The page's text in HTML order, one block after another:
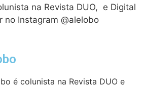
na Revista DUO, e Digital
no Instagram @alelobo
é colunista na Revista DUO e